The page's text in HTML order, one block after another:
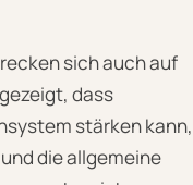
sich auch auf
dass
stärken kann,
die allgemeine